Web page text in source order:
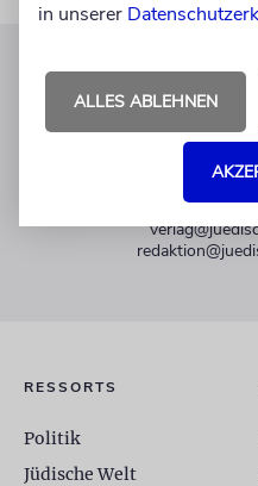
+49
Mo-
RESSORTS
Politik
Jüdische Welt
in unserer
ALLES ABLEHNEN